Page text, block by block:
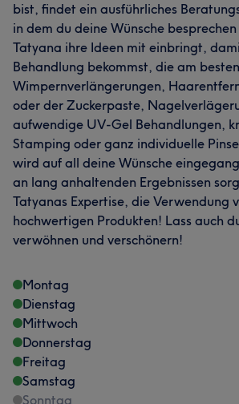
bist, findet ein ausführliches
in dem du deine Wünsche
Tatyana ihre Ideen mit einbringt,
Behandlung bekommst, die am
Wimpernverlängerungen,
oder der Zuckerpaste,
aufwendige UV-Gel Behandlungen,
Stamping oder ganz individuelle
wird auf all deine Wünsche
an lang anhaltenden Ergebnissen
Tatyanas Expertise, die Verwendung
hochwertigen Produkten! Lass auch
verwöhnen und verschönern!
Montag
Dienstag
Mittwoch
Donnerstag
Freitag
Samstag
Sonntag